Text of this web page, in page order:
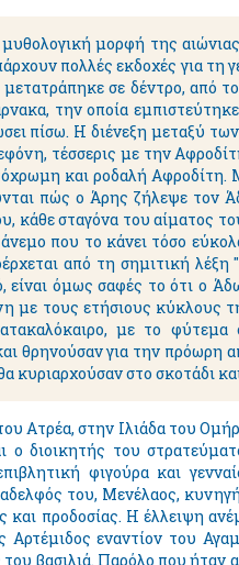
μορφή της
πολλές εκδοχές για
σε δέντρο, από
την οποία
πίσω. Η διένεξη μεταξύ
τέσσερις με την
και ροδαλή Αφροδίτη.
πώς ο Άρης ζήλεψε τον
κάθε σταγόνα του αίματος
που το κάνει τόσο
από τη σημιτική
είναι όμως σαφές το ότι ο
με τους ετήσιους κύκλους
με το
θρηνούσαν για την πρόωρη
κυριαρχούσαν στο σκοτάδι
Ατρέα, στην Ιλιάδα του
ο διοικητής του
φιγούρα και
του, Μενέλαος,
και προδοσίας. Η έλλειψη
Αρτέμιδος εναντίον του
βασιλιά. Παρόλο που